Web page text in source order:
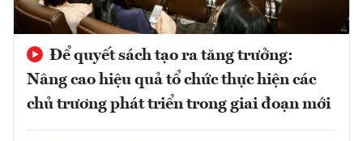
Để quyết sách tạo ra tăng trưởng:
Nâng cao hiệu quả tổ chức thực hiện các
chủ trương phát triển trong giai đoạn mới